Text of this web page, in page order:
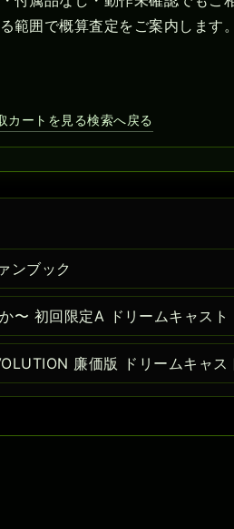
範囲で概算査定をご案内します。
カートを見る検索へ戻る
ンブック
〜 初回限定A ドリームキャスト
廉価版 ドリームキャス